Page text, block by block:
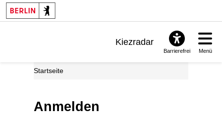
Kiezradar
Barrierefrei Menü
Startseite
Anmelden